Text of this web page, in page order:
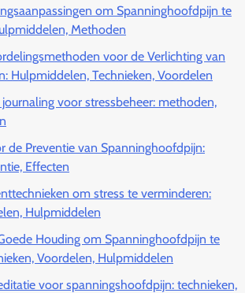
om Spanninghoofdpijn te
Methoden
voor de Verlichting van
Hulpmiddelen, Technieken, Voordelen
voor stressbeheer: methoden,
de Preventie van Spanninghoofdpijn:
Effecten
om stress te verminderen:
Hulpmiddelen
Houding om Spanninghoofdpijn te
Voordelen, Hulpmiddelen
voor spanningshoofdpijn: technieken,